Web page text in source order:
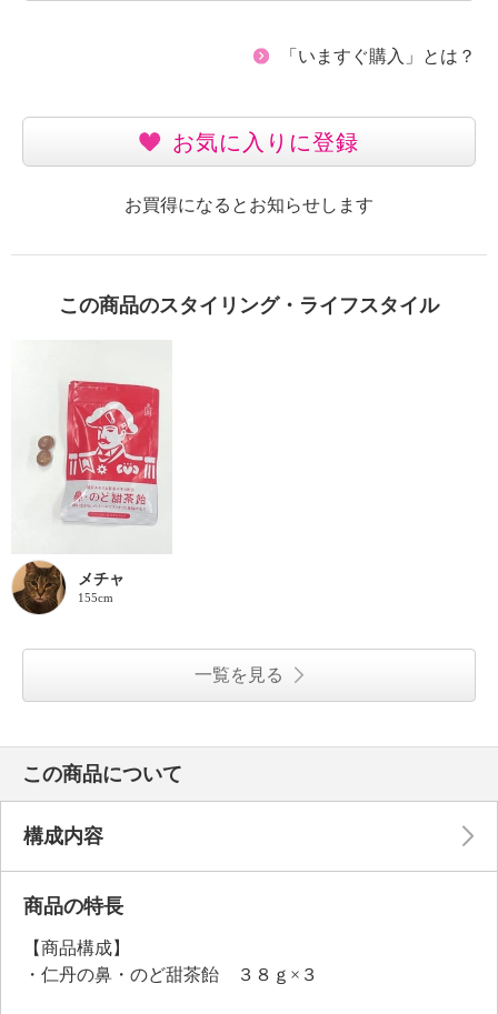
「いますぐ購入」とは？
お気に入りに登録
お買得になるとお知らせします
この商品のスタイリング・ライフスタイル
メチャ
155cm
一覧を見る
この商品について
構成内容
商品の特長
【商品構成】
・仁丹の鼻・のど甜茶飴 ３８ｇ×３